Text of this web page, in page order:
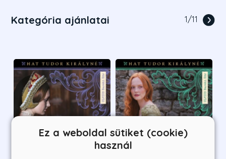
Kategória ajánlatai 1/11
Ez a weboldal sütiket (cookie)
használ